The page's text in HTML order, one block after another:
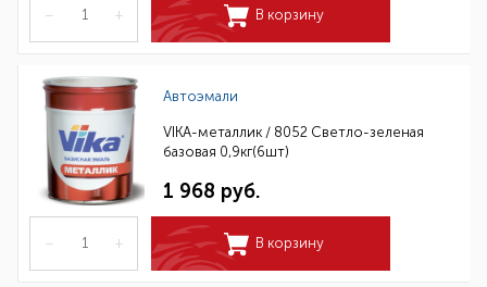
– + В корзину
Автоэмали
VIKA-металлик / 8052 Светло-зеленая
базовая 0,9кг(6шт)
1 968 руб.
– + В корзину